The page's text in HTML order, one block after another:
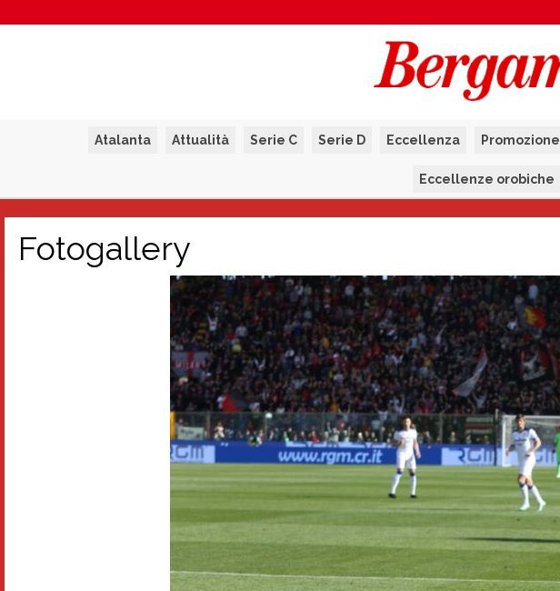
Atalanta Attualità Serie C Serie D Eccellenza Promozione
Eccellenze orobiche
Fotogallery